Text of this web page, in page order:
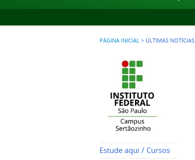
PÁGINA INICIAL > ÚLTIMAS NOTÍCIAS
Estude aqui / Cursos